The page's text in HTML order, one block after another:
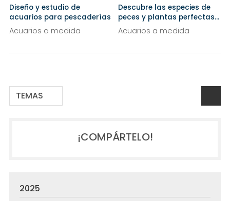
TEMAS
Diseño y estudio de
acuarios para pescaderías
Acuarios a medida
Descubre las especies de
peces y plantas perfectas
para acuarios de agua fría
Acuarios a medida
¡COMPÁRTELO!
2025